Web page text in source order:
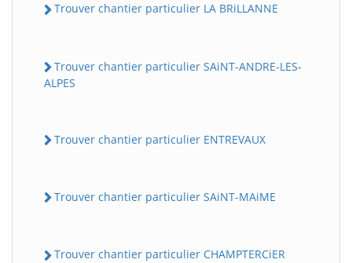
Trouver chantier particulier LA BRiLLANNE
Trouver chantier particulier SAiNT-ANDRE-LES-
ALPES
Trouver chantier particulier ENTREVAUX
Trouver chantier particulier SAiNT-MAiME
Trouver chantier particulier CHAMPTERCiER